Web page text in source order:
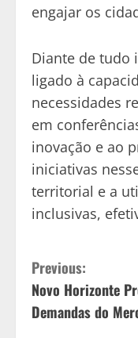
engajar os
Diante de tudo
ligado à
necessidades
em
inovação e ao
iniciativas
territorial e a
inclusivas,
C
o
Previous:
Novo Horizonte
Demandas do